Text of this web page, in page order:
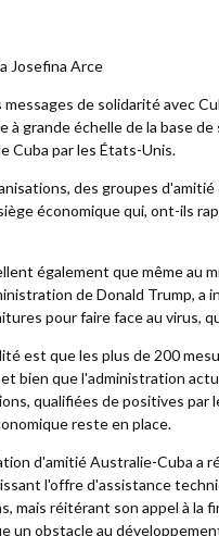
Josefina Arce
messages de solidarité avec
à grande échelle de la base
Cuba par les États-Unis.
des groupes
économique qui, ont-ils
également que même au
de Donald Trump,
pour faire face au virus,
est que les plus de 200
bien que l'administration
qualifiées de positives
reste en place.
d'amitié Australie-Cuba a
l'offre d'assistance
mais réitérant son appel à la
un obstacle au